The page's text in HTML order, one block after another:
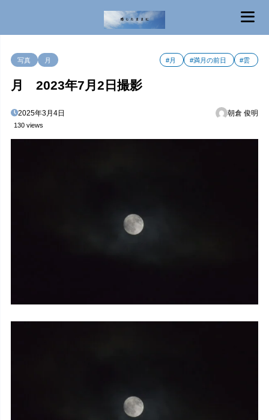
写真 月 #月 #満月の前日 #雲
月 2023年7月2日撮影
2025年3月4日 朝倉 俊明
130 views